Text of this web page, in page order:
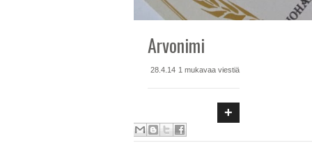
Arvonimi
28.4.14 1 mukavaa viestiä
+